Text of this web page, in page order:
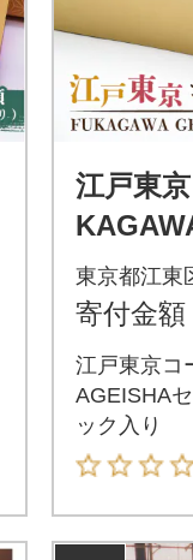
江戸東
ット 3
入り 【
東京都江東
寄付金額
江戸東京コ
AGEISHA
ック入り